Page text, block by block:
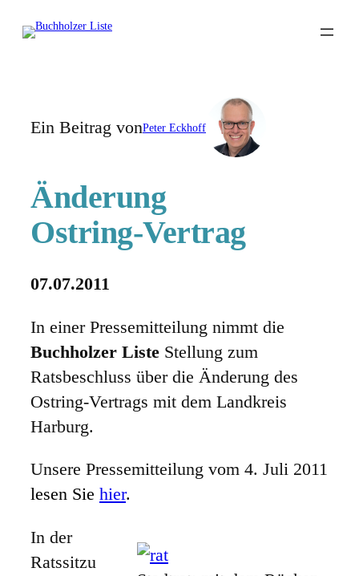
Zum
Inhalt
Ein Beitrag vonPeter Eckhoff
Änderung
Ostring-Vertrag
07.07.2011
In einer Pressemitteilung nimmt die
Buchholzer Liste Stellung zum
Ratsbeschluss über die Änderung des
Ostring-Vertrags mit dem Landkreis
Harburg.
Unsere Pressemitteilung vom 4. Juli 2011
lesen Sie hier.
In der
Ratssitzu